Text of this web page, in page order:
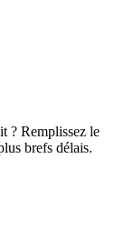
? Remplissez le
brefs délais.